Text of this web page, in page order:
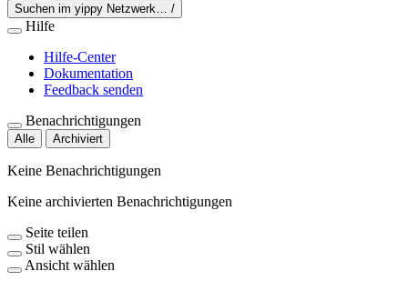
Suchen im yippy Netzwerk… /
Hilfe
Hilfe-Center
Dokumentation
Feedback senden
Benachrichtigungen
Alle Archiviert
Keine Benachrichtigungen
Keine archivierten Benachrichtigungen
Seite teilen
Stil wählen
Ansicht wählen